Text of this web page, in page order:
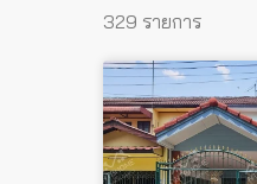
329 รายการ